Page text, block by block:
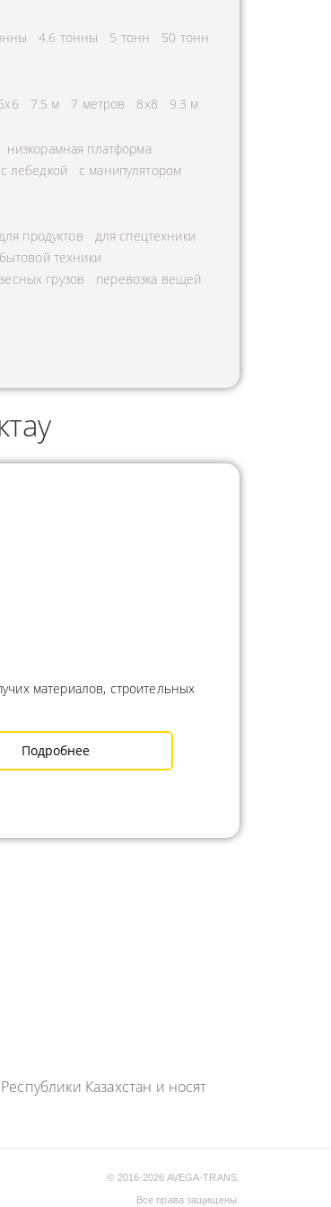
4.6 тонны 5 тонн
50 тонн
7.5 м 7 метров 8х8 9.3 м
низкорамная платформа
с лебедкой
с манипулятором
продуктов
для спецтехники
техники
грузов
перевозка вещей
материалов, строительных
Подробнее
Казахстан и носят
© 2016-2026 AVEGA-TRANS.
Все права защищены.